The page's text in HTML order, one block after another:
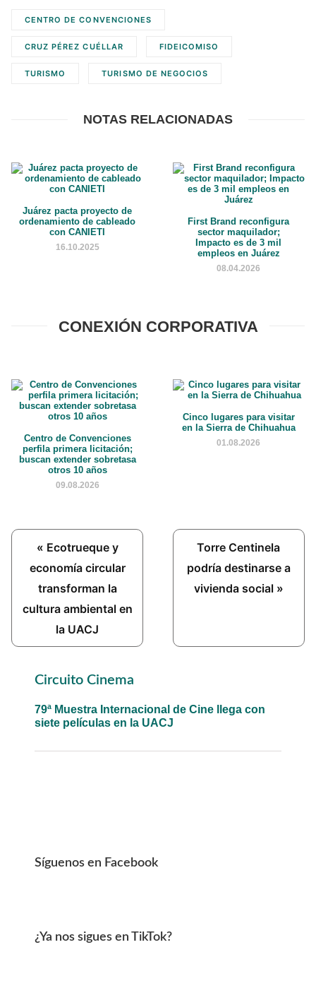
CENTRO DE CONVENCIONES
CRUZ PÉREZ CUÉLLAR FIDEICOMISO
TURISMO TURISMO DE NEGOCIOS
NOTAS RELACIONADAS
Juárez pacta proyecto de
ordenamiento de cableado
con CANIETI
16.10.2025
First Brand reconfigura
sector maquilador;
Impacto es de 3 mil
empleos en Juárez
08.04.2026
CONEXIÓN CORPORATIVA
Centro de Convenciones
perfila primera licitación;
buscan extender sobretasa
otros 10 años
09.08.2026
Cinco lugares para visitar
en la Sierra de Chihuahua
01.08.2026
Previous
Post:
« Ecotrueque y
economía circular
transforman la
cultura ambiental en
la UACJ
Next
Post:
Torre Centinela
podría destinarse a
vivienda social »
Primary
Circuito Cinema
79ª Muestra Internacional de Cine llega con
siete películas en la UACJ
Síguenos en Facebook
¿Ya nos sigues en TikTok?